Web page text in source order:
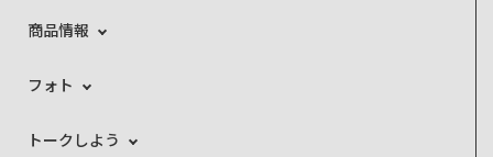
商品情報
フォト
トークしよう